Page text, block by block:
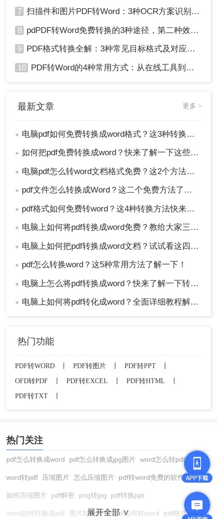
档，点击“确定”开始转换。
3、转换完成后，保存Word文档。
手动调整。
总结
以上就是电脑pdf如何免费转换成word格式的方法介
换工具以及直接复制粘贴。每种方法都有其独特的
优缺点和适用场景。用户可以根据自己的需求和实
际情况选择合适的方法进行转换。在转换过程中，
请注意保护文件安全和隐私，同时仔细检查转换后
7 扫描件和图片PDF转Word：3种OCR方案识别率实测！
8 pdPDF转Word免费转换的3种途径，第二种效率最高！
9 PDF格式转换全解：3种常见目标格式及对应操作方法！
10 PDF转Word的4种常用方式：从在线工具到桌面软件全梳理！
最新文章 更多 >
● 电脑pdf如何免费转换成word格式？这3种转换方法可以了解一下
● 如何把pdf免费转换成word？快来了解一下这些方法！
● 电脑pdf怎么转word文档格式免费？这2个方法了解一下！
● pdf文件怎么转换成Word？这二个免费方法了解一下~
● pdf格式如何免费转word？这4种转换方法快来了解下！
● 电脑上如何将pdf转换成word免费？教给大家三种方法！
● 电脑上如何把pdf转换成word文档？试试看这四种方法！
● pdf怎么转换word？这5种常用方法了解一下！
● 电脑上怎么将pdf转换成word？快来了解一下转转大师转换方法！
● 电脑上如何将pdf转化成word？全面详细教程解析！
热门功能
PDF转WORD PDF转图片 PDF转PPT
OFD转PDF
PDF转EXCEL PDF转HTML
PDF转TXT
热门关注
pdf怎么转换成word pdf怎么转换成jpg图片 word怎么转pdf
word转pdf 压缩图片 怎么压缩图片 pdf转word免费的软件
如何压缩图片 pdf解密 png转jpg pdf转换ppt
word如何转换成pdf 图片转换格式 pdf如何转word pdf格式转换
展开全部 ∨